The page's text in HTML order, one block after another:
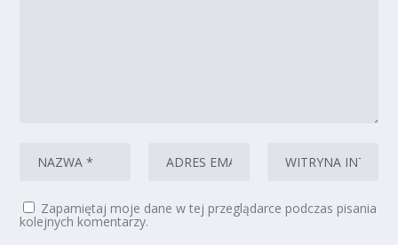
Zapamiętaj moje dane w tej przeglądarce podczas pisania
kolejnych komentarzy.